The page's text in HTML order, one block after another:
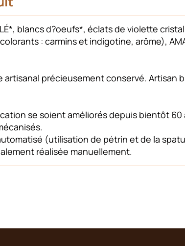
blancs d?oeufs*, éclats de violette
: carmins et indigotine, arôme),
précieusement conservé. Artisan
se soient améliorés depuis bientôt
(utilisation de pétrin et de la
réalisée manuellement.